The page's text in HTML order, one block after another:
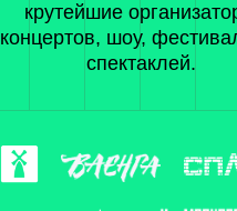
крутейшие
концертов, шоу,
спектаклей.